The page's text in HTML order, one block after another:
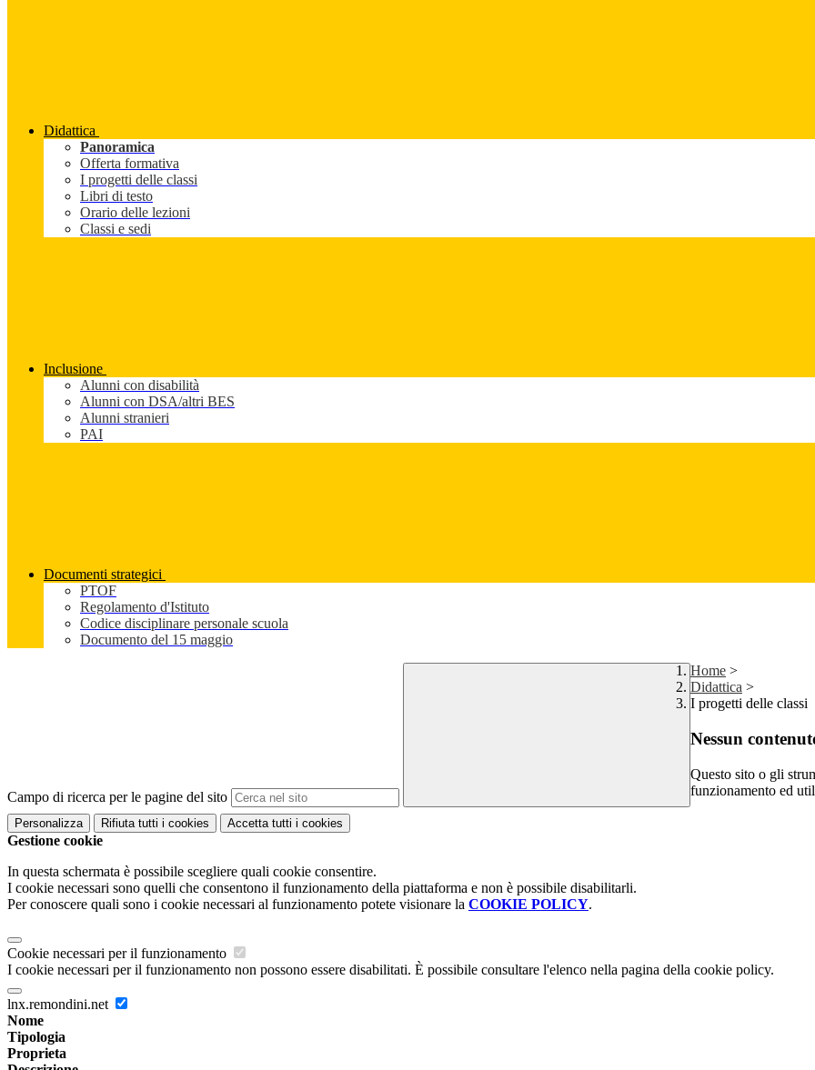
Didattica
Panoramica
Offerta formativa
I progetti delle classi
Libri di testo
Orario delle lezioni
Classi e sedi
Inclusione
Alunni con disabilità
Alunni con DSA/altri BES
Alunni stranieri
PAI
Documenti strategici
PTOF
Regolamento d'Istituto
Codice disciplinare personale scuola
Documento del 15 maggio
Campo di ricerca per le pagine del sito
Home >
Didattica >
I progetti delle classi
Nessun
Questo sito o gli
funzionamento ed
Personalizza Rifiuta tutti i cookies Accetta tutti i cookies
Gestione cookie
In questa schermata è possibile scegliere quali cookie consentire.
I cookie necessari sono quelli che consentono il funzionamento della piattaforma e non è possibile disabilitarli.
Per conoscere quali sono i cookie necessari al funzionamento potete visionare la COOKIE POLICY.
Cookie necessari per il funzionamento
I cookie necessari per il funzionamento non possono essere disabilitati. È possibile consultare l'elenco nella pagina della cookie policy.
lnx.remondini.net
Nome
Tipologia
Proprieta